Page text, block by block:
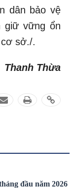
dân bảo vệ
giữ vững ổn
sở./.
Thanh Thừa